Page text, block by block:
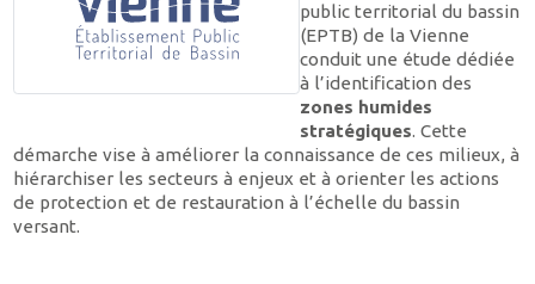
public territorial du bassin
(EPTB) de la Vienne
conduit une étude dédiée
à l’identification des
zones humides
stratégiques. Cette
démarche vise à améliorer la connaissance de ces milieux, à
hiérarchiser les secteurs à enjeux et à orienter les actions
de protection et de restauration à l’échelle du bassin
versant.